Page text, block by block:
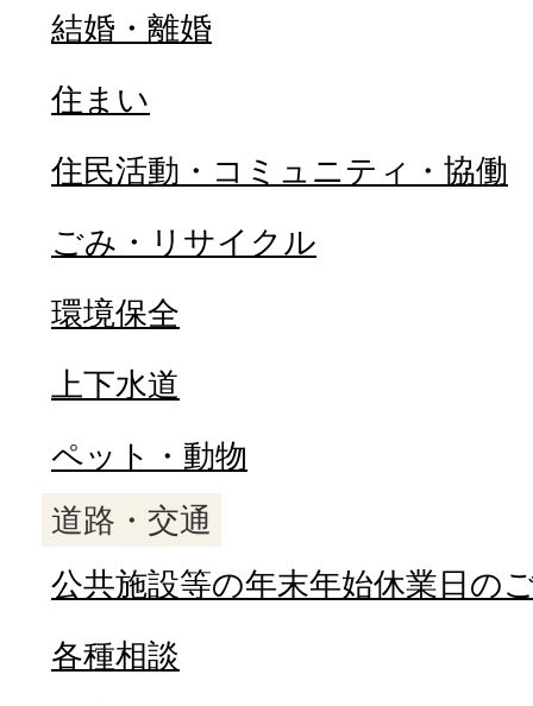
結婚・離婚
住まい
住民活動・コミュニティ・協働
ごみ・リサイクル
環境保全
上下水道
ペット・動物
道路・交通
公共施設等の年末年始休業日の
各種相談